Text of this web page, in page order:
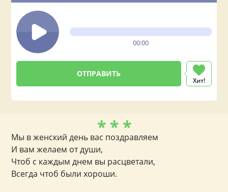
00:00
Хит!
* * *
Мы в женский день вас поздравляем
И вам желаем от души,
Чтоб с каждым днем вы расцветали,
Всегда чтоб были хороши.